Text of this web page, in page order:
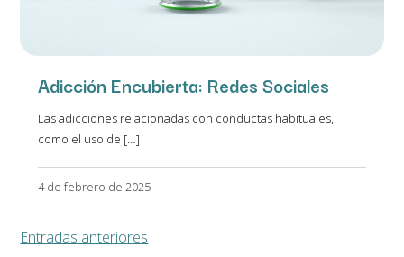
Adicción Encubierta: Redes Sociales
Las adicciones relacionadas con conductas habituales,
como el uso de […]
4 de febrero de 2025
Navegación
Entradas anteriores